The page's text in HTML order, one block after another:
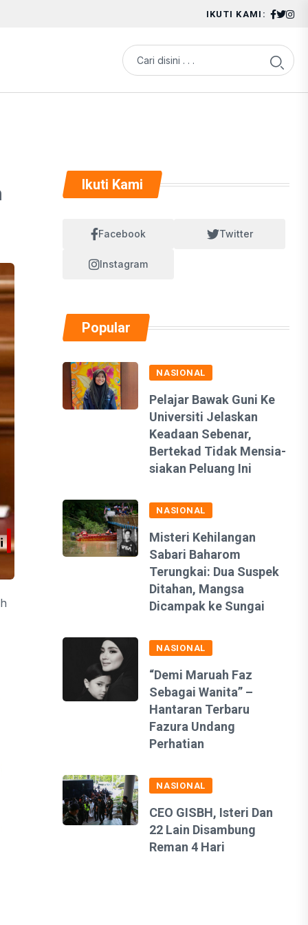
IKUTI KAMI:
Ikuti Kami
Facebook Twitter
Instagram
Popular
NASIONAL
Pelajar Bawak Guni Ke
Universiti Jelaskan
Keadaan Sebenar,
Bertekad Tidak Mensia-
siakan Peluang Ini
NASIONAL
Misteri Kehilangan
Sabari Baharom
Terungkai: Dua Suspek
Ditahan, Mangsa
Dicampak ke Sungai
NASIONAL
“Demi Maruah Faz
Sebagai Wanita” –
Hantaran Terbaru
Fazura Undang
Perhatian
NASIONAL
CEO GISBH, Isteri Dan
22 Lain Disambung
Reman 4 Hari